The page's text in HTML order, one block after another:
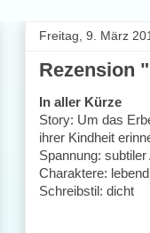
Freitag, 9. März
Rezension
In aller Kürze
Story: Um das
ihrer Kindheit
Spannung: subtiler
Charaktere:
Schreibstil: dicht